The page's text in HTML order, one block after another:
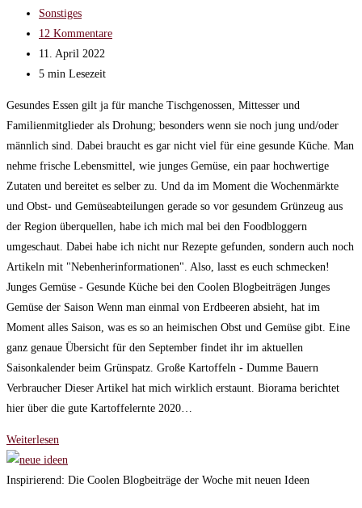
veröffentlicht:
Beitrags-
Kategorie:
Sonstiges
Beitrags-
Kommentare:
12 Kommentare
Beitrag
zuletzt
11. April 2022
Lesedauer:
5 min Lesezeit
Gesundes Essen gilt ja für manche Tischgenossen, Mittesser und
Familienmitglieder als Drohung; besonders wenn sie noch jung und/oder
männlich sind. Dabei braucht es gar nicht viel für eine gesunde Küche. Man
nehme frische Lebensmittel, wie junges Gemüse, ein paar hochwertige
Zutaten und bereitet es selber zu. Und da im Moment die Wochenmärkte
und Obst- und Gemüseabteilungen gerade so vor gesundem Grünzeug aus
der Region überquellen, habe ich mich mal bei den Foodbloggern
umgeschaut. Dabei habe ich nicht nur Rezepte gefunden, sondern auch noch
Artikeln mit "Nebenherinformationen". Also, lasst es euch schmecken!
Junges Gemüse - Gesunde Küche bei den Coolen Blogbeiträgen Junges
Gemüse der Saison Wenn man einmal von Erdbeeren absieht, hat im
Moment alles Saison, was es so an heimischen Obst und Gemüse gibt. Eine
ganz genaue Übersicht für den September findet ihr im aktuellen
Saisonkalender beim Grünspatz. Große Kartoffeln - Dumme Bauern
Verbraucher Dieser Artikel hat mich wirklich erstaunt. Biorama berichtet
hier über die gute Kartoffelernte 2020…
Weiterlesen
Gemüse
–
Inspirierend: Die Coolen Blogbeiträge der Woche mit neuen Ideen